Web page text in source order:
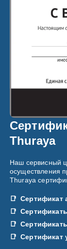
Thuraya
Наш сервисный
осуществления
Thuraya
Сертификат
Сертификат